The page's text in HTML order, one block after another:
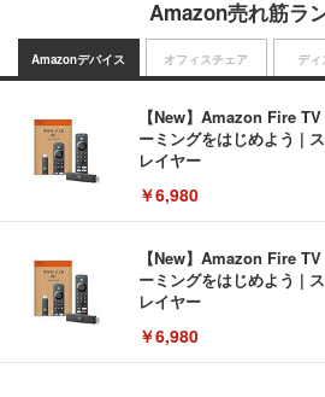
Amazon売れ筋ラ
Amazonデバイス
【New】Amazon Fire
ーミングをはじめよう |
レイヤー
￥6,980
【New】Amazon Fire
ーミングをはじめよう |
レイヤー
￥6,980
オフィスチェア ディ